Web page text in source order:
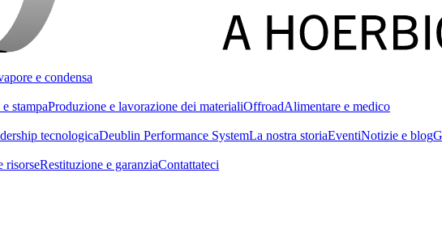
e condensa
stampaProduzione e lavorazione dei materialiOffroadAlimentare e medico
tecnologicaDeublin Performance SystemLa nostra storiaEventiNotizie e blog
risorseRestituzione e garanziaContattateci